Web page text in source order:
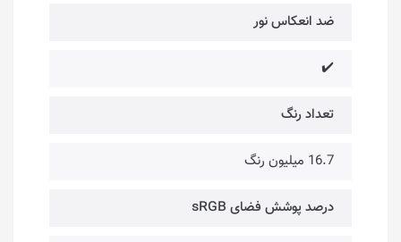
ضد انعکاس نور
✔️
تعداد رنگ
16.7 میلیون رنگ
درصد پوشش فضای sRGB